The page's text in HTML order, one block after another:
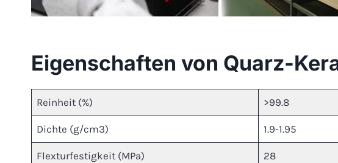
Eigenschaften von Quarz-
Reinheit (%) >99.8
Dichte (g/cm3) 1.9-1.95
Flexturfestigkeit (MPa) 28